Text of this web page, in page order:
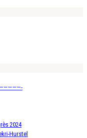
2024
Hurstel